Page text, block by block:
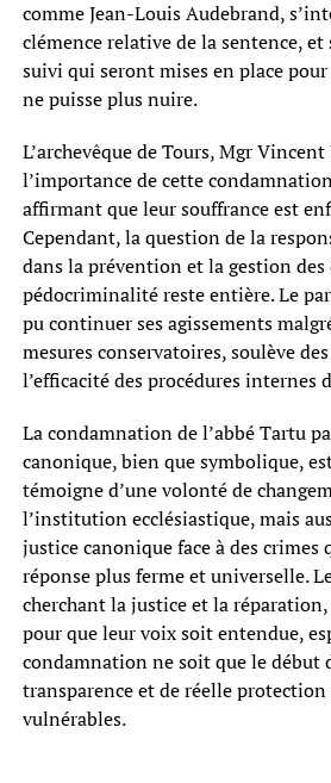
comme Jean-Louis Audebrand,
clémence relative de la sentence, et
suivi qui seront mises en place pour
ne puisse plus nuire.
L’archevêque de Tours, Mgr
l’importance de cette
affirmant que leur souffrance est
Cependant, la question de la
dans la prévention et la gestion des
pédocriminalité reste entière. Le
pu continuer ses agissements
mesures conservatoires, soulève
l’efficacité des procédures internes
La condamnation de l’abbé Tartu
canonique, bien que symbolique,
témoigne d’une volonté de
l’institution ecclésiastique, mais
justice canonique face à des crimes
réponse plus ferme et universelle.
cherchant la justice et la
pour que leur voix soit entendue,
condamnation ne soit que le début
transparence et de réelle
vulnérables.